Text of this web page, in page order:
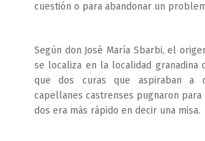
cuestión o para abandonar un
Según don José María Sbarbi, el
se localiza en la localidad granadina
que dos curas que aspiraban a
capellanes castrenses pugnaron
dos era más rápido en decir una misa.